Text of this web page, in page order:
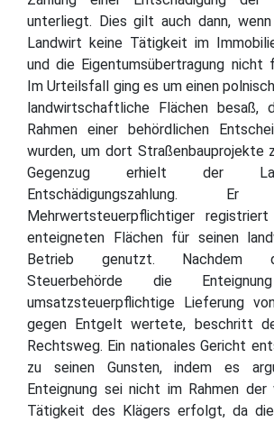
unterliegt. Dies gilt auch dann,
Landwirt keine Tätigkeit im
und die Eigentumsübertragung nicht
Im Urteilsfall ging es um einen
landwirtschaftliche Flächen besaß,
Rahmen einer behördlichen
wurden, um dort Straßenbauprojekte
Gegenzug erhielt der
Mehrwertsteuerpflichtiger
enteigneten Flächen für seinen
Betrieb genutzt. Nachdem
Steuerbehörde die
umsatzsteuerpflichtige Lieferung
gegen Entgelt wertete, beschritt
Rechtsweg. Ein nationales Gericht
zu seinen Gunsten, indem es
Enteignung sei nicht im Rahmen
Tätigkeit des Klägers erfolgt, da